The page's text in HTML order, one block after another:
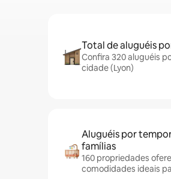
Total de aluguéis
Confira 320 aluguéis
cidade (Lyon)
Aluguéis por
famílias
160 propriedades
comodidades ideais